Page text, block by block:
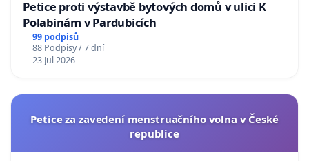
Petice proti výstavbě bytových domů v ulici K
Polabinám v Pardubicích
99 podpisů
88 Podpisy / 7 dní
23 Jul 2026
Petice za zavedení menstruačního volna v České
republice